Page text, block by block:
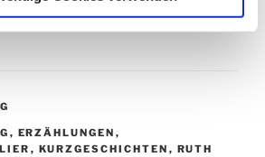
mich auch unglücklich.“
, ERZÄHLUNGEN ,
, KURZGESCHICHTEN , RUTH